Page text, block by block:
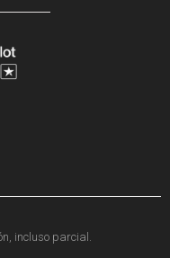
incluso parcial.